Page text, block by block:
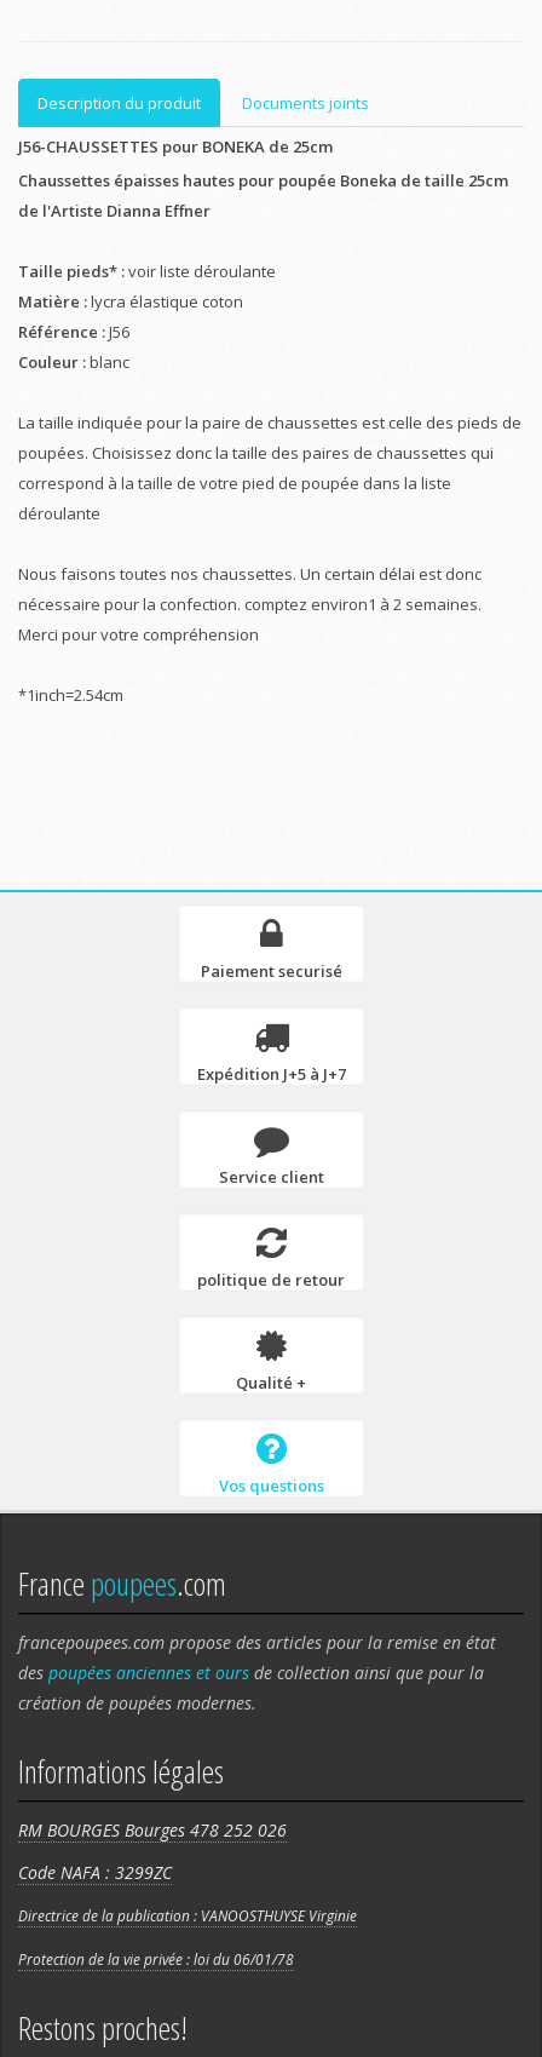
Description du produit
Documents joints
J56-CHAUSSETTES pour BONEKA de 25cm
Chaussettes épaisses hautes pour poupée Boneka de taille 25cm
de l'Artiste Dianna Effner
Taille pieds* :voir liste déroulante
Matière :lycra élastique coton
Référence :J56
Couleur :blanc
La taille indiquée pour la paire de chaussettes est celle des pieds de
poupées. Choisissez donc la taille des paires de chaussettes qui
correspond à la taille de votre pied de poupée dans la liste
déroulante
Nous faisons toutes nos chaussettes. Un certain délai est donc
nécessaire pour la confection. comptez environ1 à 2 semaines.
Merci pour votre compréhension
*1inch=2.54cm
Paiement securisé
Expédition J+5 à J+7
Service client
politique de retour
Qualité +
Vos questions
Francepoupees.com
francepoupees.com propose des articles pour la remise en état
des poupées anciennes et ours de collection ainsi que pour la
création de poupées modernes.
Informations légales
RM BOURGES Bourges 478 252 026
Code NAFA : 3299ZC
Directrice de la publication : VANOOSTHUYSE Virginie
Protection de la vie privée : loi du 06/01/78
Restons proches!